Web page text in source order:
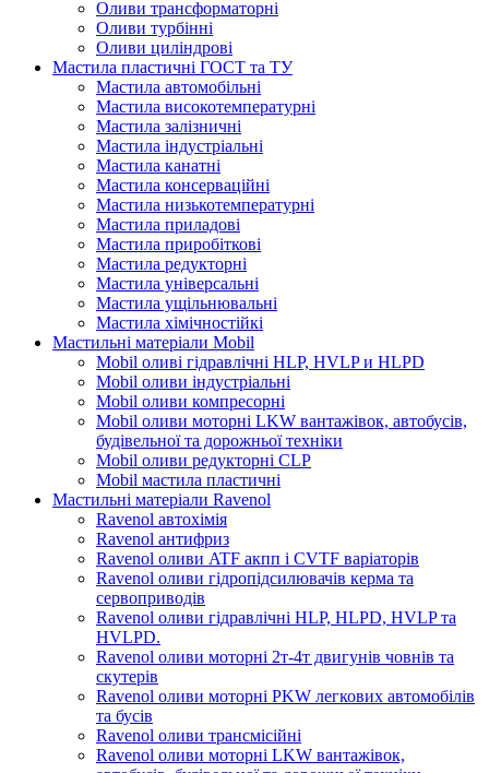
Оливи трансформаторні
Оливи турбінні
Оливи циліндрові
Мастила пластичні ГОСТ та ТУ
Мастила автомобільні
Мастила високотемпературні
Мастила залізничні
Мастила індустріальні
Мастила канатні
Мастила консерваційні
Мастила низькотемпературні
Мастила приладові
Мастила приробіткові
Мастила редукторні
Мастила універсальні
Мастила ущільнювальні
Мастила хімічностійкі
Мастильні матеріали Mobil
Mobil оливі гідравлічні HLP, HVLP и HLPD
Mobil оливи індустріальні
Mobil оливи компресорні
Mobil оливи моторні LKW вантажівок, автобусів,
будівельної та дорожньої техніки
Mobil оливи редукторні CLP
Mobil мастила пластичні
Мастильні матеріали Ravenol
Ravenol автохімія
Ravenol антифриз
Ravenol оливи ATF акпп і CVTF варіаторів
Ravenol оливи гідропідсилювачів керма та
сервоприводів
Ravenol оливи гідравлічні HLP, HLPD, HVLP та
HVLPD.
Ravenol оливи моторні 2т-4т двигунів човнів та
скутерів
Ravenol оливи моторні PKW легкових автомобілів
та бусів
Ravenol оливи трансмісійні
Ravenol оливи моторні LKW вантажівок,